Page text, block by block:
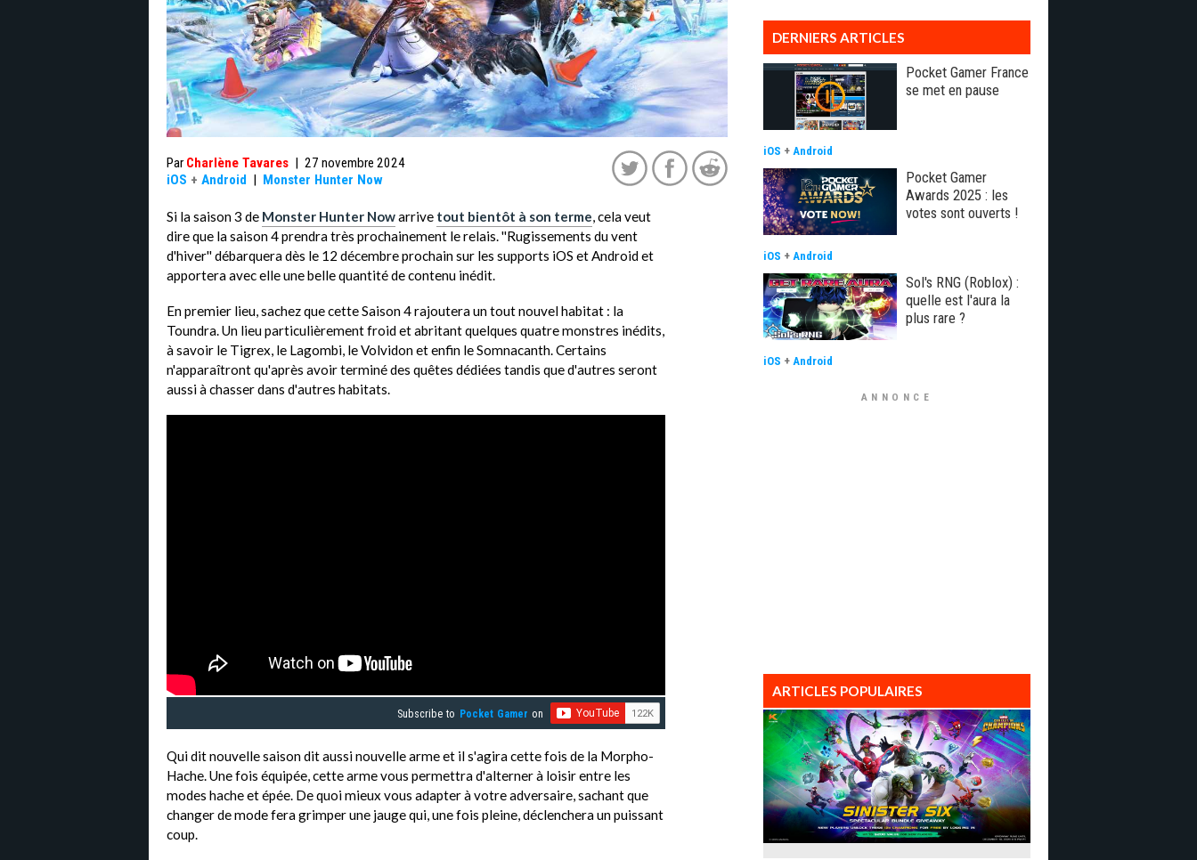
Par Charlène Tavares | 27 novembre 2024
iOS + Android | Monster Hunter Now
Si la saison 3 de Monster Hunter Nowarrive tout bientôt à son terme, cela veut
dire que la saison 4 prendra très prochainement le relais. ''Rugissements du vent
d'hiver'' débarquera dès le 12 décembre prochain sur les supports iOS et Android et
apportera avec elle une belle quantité de contenu inédit.
En premier lieu, sachez que cette Saison 4 rajoutera un tout nouvel habitat : la
Toundra. Un lieu particulièrement froid et abritant quelques quatre monstres inédits,
à savoir le Tigrex, le Lagombi, le Volvidon et enfin le Somnacanth. Certains
n'apparaîtront qu'après avoir terminé des quêtes dédiées tandis que d'autres seront
aussi à chasser dans d'autres habitats.
Subscribe to Pocket Gamer on
Qui dit nouvelle saison dit aussi nouvelle arme et il s'agira cette fois de la Morpho-
Hache. Une fois équipée, cette arme vous permettra d'alterner à loisir entre les
modes hache et épée. De quoi mieux vous adapter à votre adversaire, sachant que
changer de mode fera grimper une jauge qui, une fois pleine, déclenchera un puissant
coup.
DERNIERS ARTICLES
Pocket Gamer France
se met en pause
iOS + Android
Pocket Gamer
Awards 2025 : les
votes sont ouverts !
iOS + Android
Sol's RNG (Roblox) :
quelle est l'aura la
plus rare ?
iOS + Android
ANNONCE
ARTICLES POPULAIRES